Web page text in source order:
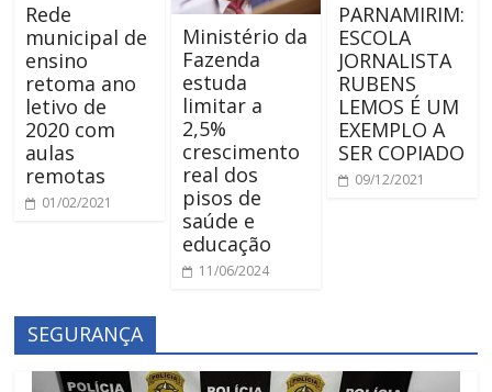
Rede
municipal de
ensino
retoma ano
letivo de
2020 com
aulas
remotas
01/02/2021
Ministério da
Fazenda
estuda
limitar a
2,5%
crescimento
real dos
pisos de
saúde e
educação
11/06/2024
PARNAMIRIM:
ESCOLA
JORNALISTA
RUBENS
LEMOS É UM
EXEMPLO A
SER COPIADO
09/12/2021
SEGURANÇA